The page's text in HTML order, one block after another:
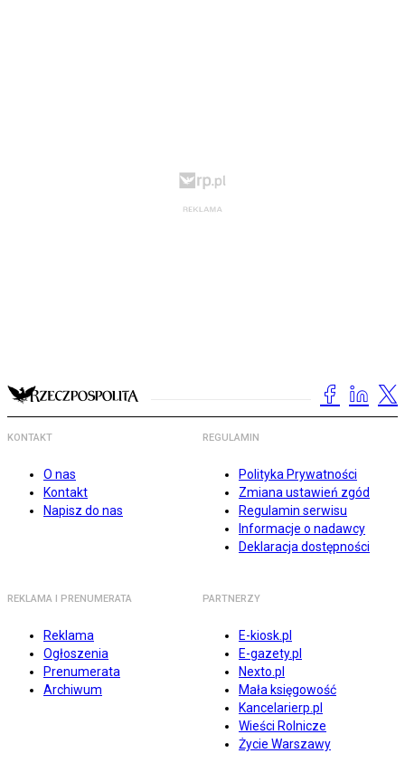
KONTAKT
O nas
Kontakt
Napisz do nas
REGULAMIN
Polityka Prywatności
Zmiana ustawień zgód
Regulamin serwisu
Informacje o nadawcy
Deklaracja dostępności
REKLAMA I PRENUMERATA
Reklama
Ogłoszenia
Prenumerata
Archiwum
PARTNERZY
E-kiosk.pl
E-gazety.pl
Nexto.pl
Mała księgowość
Kancelarierp.pl
Wieści Rolnicze
Życie Warszawy